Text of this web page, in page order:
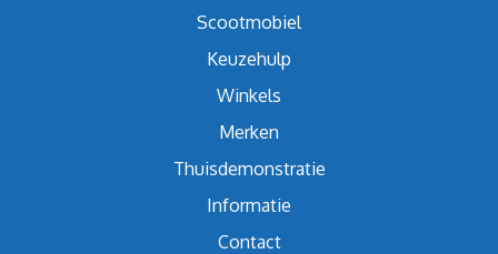
Scootmobiel
Keuzehulp
Winkels
Merken
Thuisdemonstratie
Informatie
Contact